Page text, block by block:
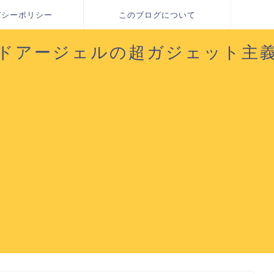
ーポリシー このブログについて
ドアージェルの超ガジェット主